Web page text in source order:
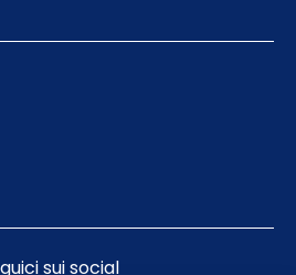
sui social